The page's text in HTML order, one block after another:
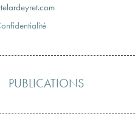
PUBLICATIONS